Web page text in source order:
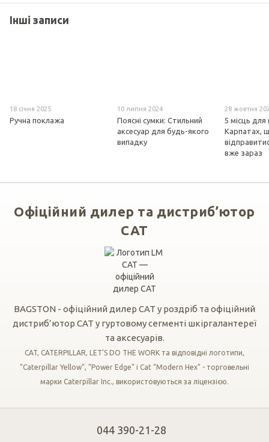
Інші записи
18 січня 2025
Ручна поклажа
10 липня 2024
Поясні сумки: Стильний
аксесуар для будь-якого
випадку
28 жовтня
5 місць для
Карпатах,
вже зараз
Офіційний дилер та дистриб’ютор
CAT
BAGSTON - офіційний дилер CAT у роздріб та офіційний
дистриб’ютор CAT у гуртовому сегменті шкіргалантереї
та аксесуарів.
CAT, CATERPILLAR, LET’S DO THE WORK та відповідні логотипи,
“Caterpillar Yellow”, “Power Edge” і Cat “Modern Hex” - торговельні
марки Caterpillar Inc., використовуються за ліцензією.
044 390-21-28